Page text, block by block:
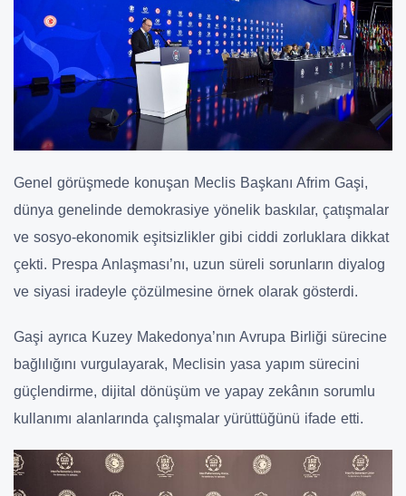
Genel görüşmede konuşan Meclis Başkanı Afrim Gaşi,
dünya genelinde demokrasiye yönelik baskılar, çatışmalar
ve sosyo-ekonomik eşitsizlikler gibi ciddi zorluklara dikkat
çekti. Prespa Anlaşması’nı, uzun süreli sorunların diyalog
ve siyasi iradeyle çözülmesine örnek olarak gösterdi.
Gaşi ayrıca Kuzey Makedonya’nın Avrupa Birliği sürecine
bağlılığını vurgulayarak, Meclisin yasa yapım sürecini
güçlendirme, dijital dönüşüm ve yapay zekânın sorumlu
kullanımı alanlarında çalışmalar yürüttüğünü ifade etti.